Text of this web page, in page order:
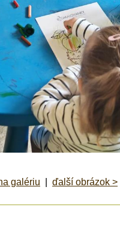
galériu ďalší obrázok >